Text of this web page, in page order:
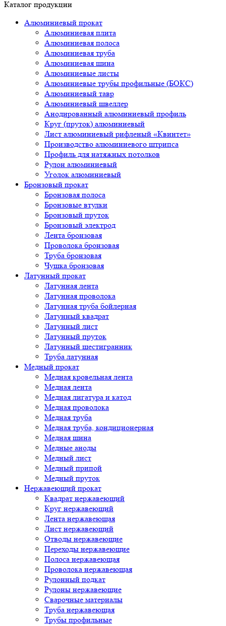
Каталог продукции
Алюминиевый прокат
Алюминиевая плита
Алюминиевая полоса
Алюминиевая труба
Алюминиевая шина
Алюминиевые листы
Алюминиевые трубы профильные (БОКС)
Алюминиевый тавр
Алюминиевый швеллер
Анодированный алюминиевый профиль
Круг (пруток) алюминиевый
Лист алюминиевый рифленый «Квинтет»
Производство алюминиевого штрипса
Профиль для натяжных потолков
Рулон алюминиевый
Уголок алюминиевый
Бронзовый прокат
Бронзовая полоса
Бронзовые втулки
Бронзовый пруток
Бронзовый электрод
Лента бронзовая
Проволока бронзовая
Труба бронзовая
Чушка бронзовая
Латунный прокат
Латунная лента
Латунная проволока
Латунная труба бойлерная
Латунный квадрат
Латунный лист
Латунный пруток
Латунный шестигранник
Труба латунная
Медный прокат
Медная кровельная лента
Медная лента
Медная лигатура и катод
Медная проволока
Медная труба
Медная труба, кондиционерная
Медная шина
Медные аноды
Медный лист
Медный припой
Медный пруток
Нержавеющий прокат
Квадрат нержавеющий
Круг нержавеющий
Лента нержавеющая
Лист нержавеющий
Отводы нержавеющие
Переходы нержавеющие
Полоса нержавеющая
Проволока нержавеющая
Рулонный подкат
Рулоны нержавеющие
Сварочные материалы
Труба нержавеющая
Трубы профильные